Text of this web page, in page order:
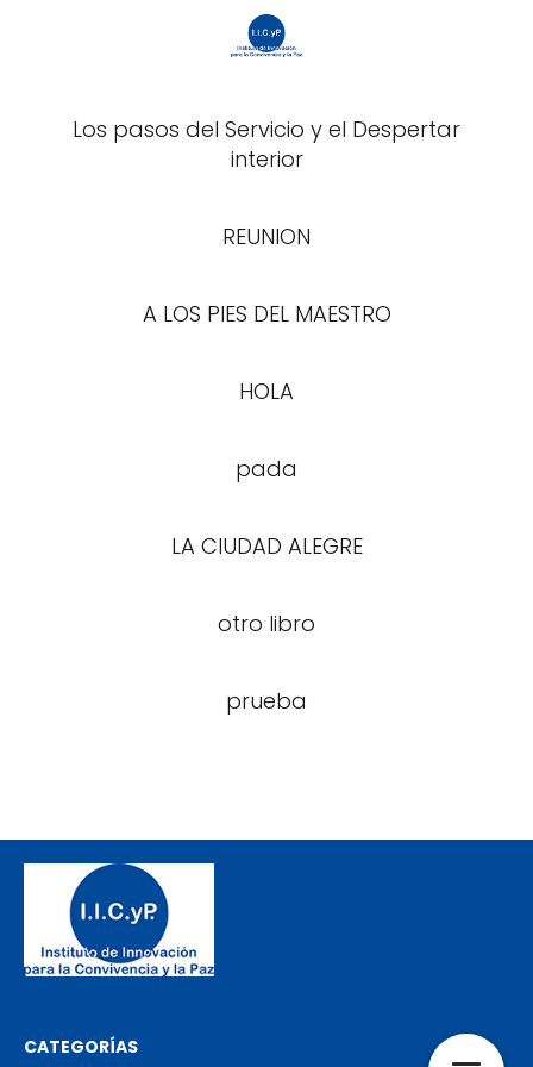
Los pasos del Servicio y el Despertar
interior
REUNION
A LOS PIES DEL MAESTRO
HOLA
pada
LA CIUDAD ALEGRE
otro libro
prueba
CATEGORÍAS